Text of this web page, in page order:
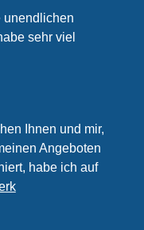
unendlichen
sehr viel
Ihnen und mir,
Angeboten
habe ich auf